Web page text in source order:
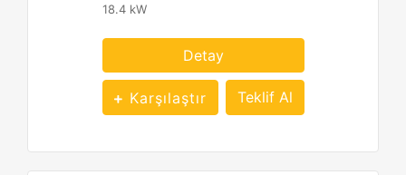
18.4 kW
Detay
Karşılaştır Teklif Al